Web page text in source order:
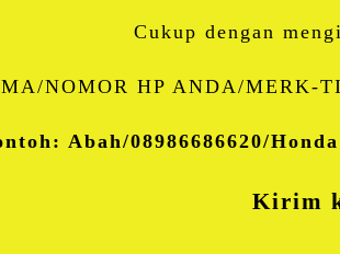
Cukup dengan
NOMOR HP ANDA/MERK-
Abah/08986686620/
Kirim